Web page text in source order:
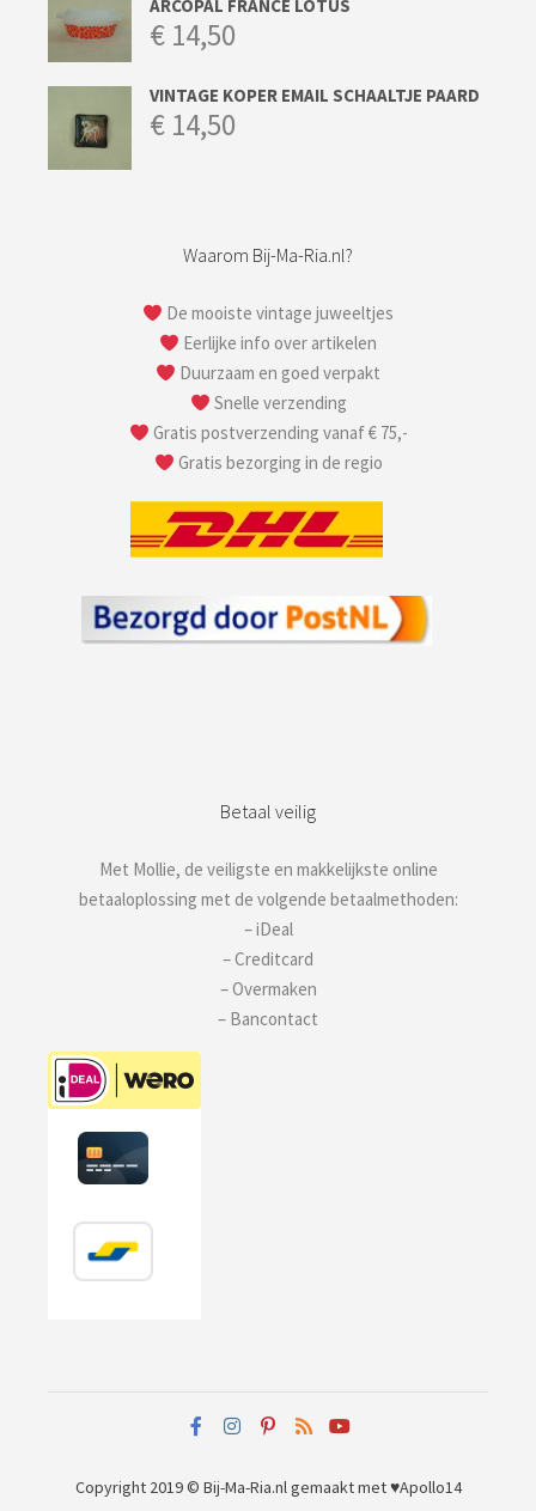
ARCOPAL FRANCE LOTUS
€ 14,50
VINTAGE KOPER EMAIL SCHAALTJE PAARD
€ 14,50
Waarom Bij-Ma-Ria.nl?
De mooiste vintage juweeltjes
Eerlijke info over artikelen
Duurzaam en goed verpakt
Snelle verzending
Gratis postverzending vanaf € 75,-
Gratis bezorging in de regio
Betaal veilig
Met Mollie, de veiligste en makkelijkste online
betaaloplossing met de volgende betaalmethoden:
– iDeal
– Creditcard
– Overmaken
– Bancontact
Copyright 2019 © Bij-Ma-Ria.nlgemaakt met ♥Apollo14